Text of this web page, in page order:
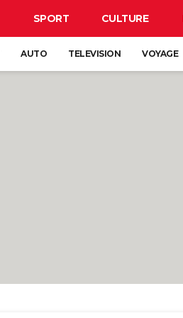
SPORT CULTURE
AUTO TELEVISION VOYAGE